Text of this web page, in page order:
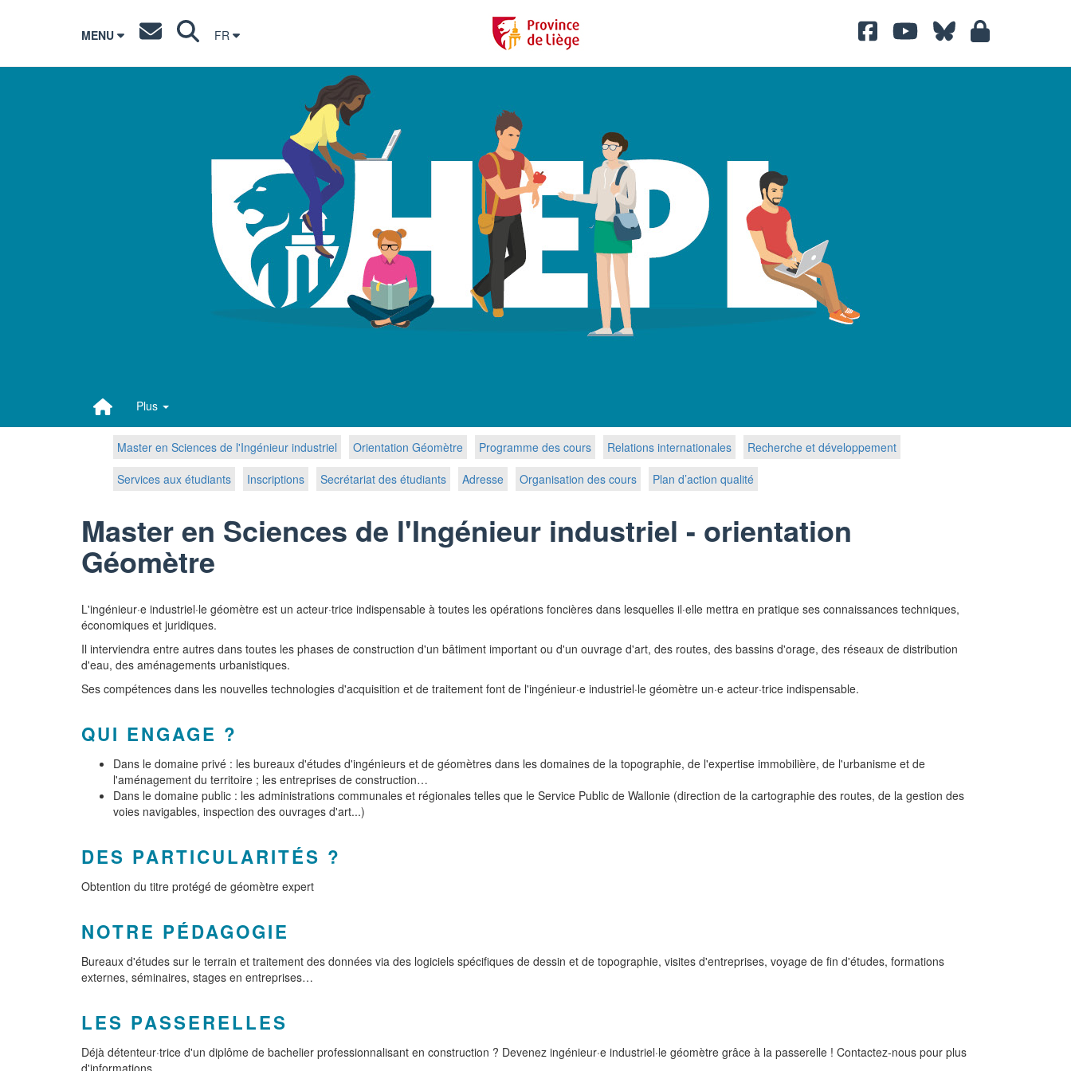
MENU FR
Plus
Master en Sciences de l'Ingénieur industriel Orientation Géomètre Programme des cours Relations internationales
Recherche et développement
Services aux étudiants
Inscriptions Secrétariat des étudiants Adresse Organisation des cours Plan d’action qualité
Master en Sciences de l'Ingénieur industriel - orientation
Géomètre
L'ingénieur·e industriel·le géomètre est un acteur·trice indispensable à toutes les opérations foncières dans lesquelles il·elle mettra en pratique ses connaissances techniques,
économiques et juridiques.
Il interviendra entre autres dans toutes les phases de construction d'un bâtiment important ou d'un ouvrage d'art, des routes, des bassins d'orage, des réseaux de distribution
d'eau, des aménagements urbanistiques.
Ses compétences dans les nouvelles technologies d'acquisition et de traitement font de l'ingénieur·e industriel·le géomètre un·e acteur·trice indispensable.
QUI ENGAGE ?
Dans le domaine privé : les bureaux d'études d'ingénieurs et de géomètres dans les domaines de la topographie, de l'expertise immobilière, de l'urbanisme et de
l'aménagement du territoire ; les entreprises de construction…
Dans le domaine public : les administrations communales et régionales telles que le Service Public de Wallonie (direction de la cartographie des routes, de la gestion des
voies navigables, inspection des ouvrages d'art...)
DES PARTICULARITÉS ?
Obtention du titre protégé de géomètre expert
NOTRE PÉDAGOGIE
Bureaux d'études sur le terrain et traitement des données via des logiciels spécifiques de dessin et de topographie, visites d'entreprises, voyage de fin d'études, formations
externes, séminaires, stages en entreprises…
LES PASSERELLES
Déjà détenteur·trice d'un diplôme de bachelier professionnalisant en construction ? Devenez ingénieur·e industriel·le géomètre grâce à la passerelle ! Contactez-nous pour plus
d'informations.